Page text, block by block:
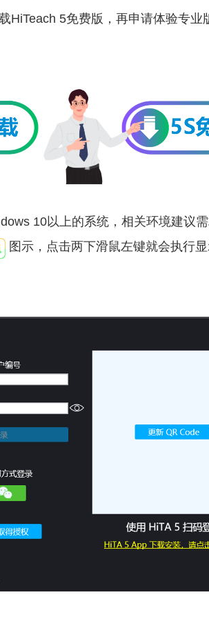
5免费版，再申请体验专业
10以上的系统，相关环境建议
图示，点击两下滑鼠左键就会执行